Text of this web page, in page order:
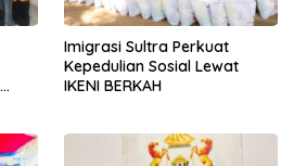
Imigrasi Sultra Perkuat
Kepedulian Sosial Lewat
IKENI BERKAH